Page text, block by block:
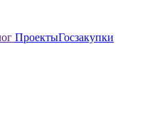
ПроектыГосзакупки